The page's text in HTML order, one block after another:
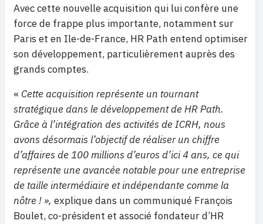
Avec cette nouvelle acquisition qui lui confère une
force de frappe plus importante, notamment sur
Paris et en Ile-de-France, HR Path entend optimiser
son développement, particulièrement auprès des
grands comptes.
« Cette acquisition représente un tournant
stratégique dans le développement de HR Path.
Grâce à l’intégration des activités de ICRH, nous
avons désormais l’objectif de réaliser un chiffre
d’affaires de 100 millions d’euros d’ici 4 ans, ce qui
représente une avancée notable pour une entreprise
de taille intermédiaire et indépendante comme la
nôtre ! », explique dans un communiqué François
Boulet, co-président et associé fondateur d’HR